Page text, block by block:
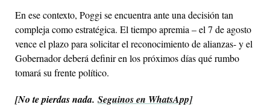
En ese contexto, Poggi se encuentra ante una decisión tan
compleja como estratégica. El tiempo apremia – el 7 de agosto
vence el plazo para solicitar el reconocimiento de alianzas- y el
Gobernador deberá definir en los próximos días qué rumbo
tomará su frente político.
[No te pierdas nada. Seguinos en WhatsApp]